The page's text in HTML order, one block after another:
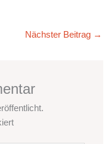
Nächster Beitrag →